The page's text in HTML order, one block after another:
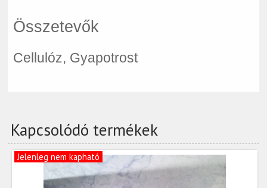
Összetevők
Cellulóz, Gyapotrost
Kapcsolódó termékek
Jelenleg nem kapható